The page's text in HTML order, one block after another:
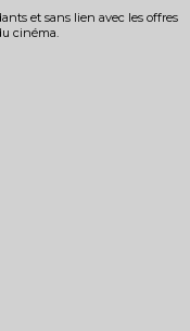
et sans lien avec les offres
cinéma.